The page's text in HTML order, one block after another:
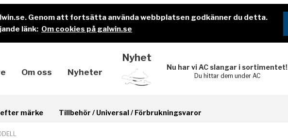
Genom att fortsätta använda webbplatsen godkänner du detta.
länk: Om cookies på galwin.se
Om oss Nyheter
Nyhet
Nu har vi AC slangar i sortimentet!
Du hittar dem under AC
efter märke Tillbehör / Universal / Förbrukningsvaror